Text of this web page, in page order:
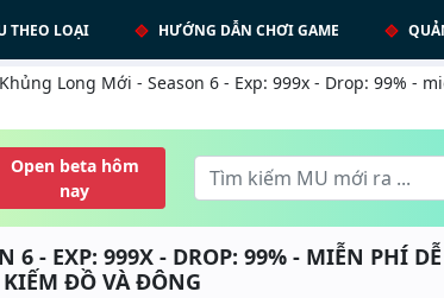
THEO LOẠI HƯỚNG DẪN CHƠI GAME
Long Mới - Season 6 - Exp: 999x - Drop: 99% -
Open beta hôm
nay
6 - EXP: 999X - DROP: 99% - MIỄN PHÍ
KIẾM ĐỒ VÀ ĐÔNG